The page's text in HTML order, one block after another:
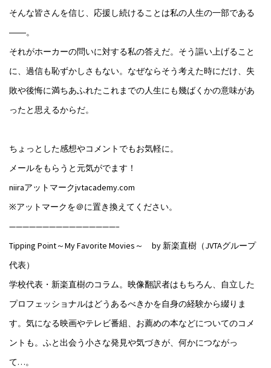
そんな皆さんを信じ、応援し続けることは私の人生の一部である
――。
それがホーカーの問いに対する私の答えだ。そう謳い上げること
に、過信も恥ずかしさもない。なぜならそう考えた時にだけ、失
敗や後悔に満ちあふれたこれまでの人生にも幾ばくかの意味があ
ったと思えるからだ。
ちょっとした感想やコメントでもお気軽に。
メールをもらうと元気がでます！
niiraアットマークjvtacademy.com
※アットマークを＠に置き換えてください。
————————————————–
Tipping Point～My Favorite Movies～ by 新楽直樹（JVTAグループ
代表）
学校代表・新楽直樹のコラム。映像翻訳者はもちろん、自立した
プロフェッショナルはどうあるべきかを自身の経験から綴りま
す。気になる映画やテレビ番組、お薦めの本などについてのコメ
ントも。ふと出会う小さな発見や気づきが、何かにつながっ
て…。